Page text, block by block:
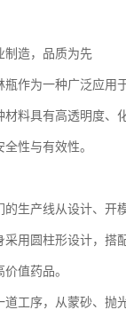
制造，品质为先
瓶作为一种广泛应用
材料具有高透明度、
全性与有效性。
的生产线从设计、开
采用圆柱形设计，搭
价值药品。
道工序，从蒙砂、抛